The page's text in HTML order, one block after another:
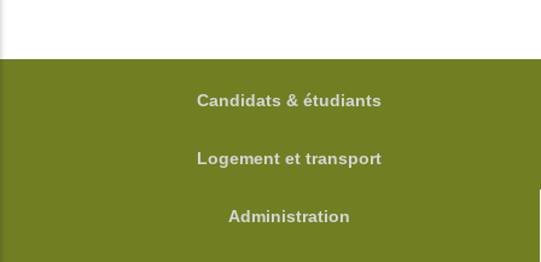
FOOTER
Candidats & étudiants
Logement et transport
Administration